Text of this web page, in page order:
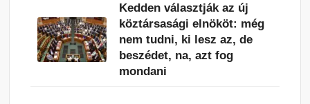
Kedden választják az új
köztársasági elnököt: még
nem tudni, ki lesz az, de
beszédet, na, azt fog
mondani